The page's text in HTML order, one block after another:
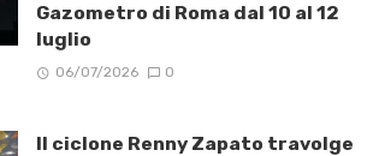
Gazometro di Roma dal 10 al 12
luglio
06/07/2026 0
Il ciclone Renny Zapato travolge